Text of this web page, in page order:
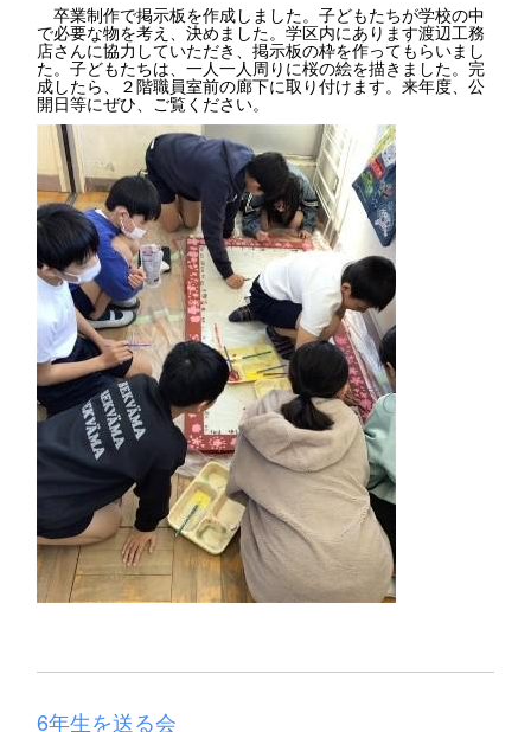
卒業制作で掲示板を作成しました。子どもたちが学校の中
で必要な物を考え、決めました。学区内にあります渡辺工務
店さんに協力していただき、掲示板の枠を作ってもらいまし
た。子どもたちは、一人一人周りに桜の絵を描きました。完
成したら、２階職員室前の廊下に取り付けます。来年度、公
開日等にぜひ、ご覧ください。
6年生を送る会